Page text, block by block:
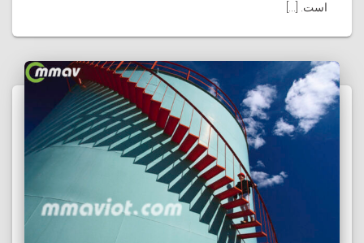
است. [...]